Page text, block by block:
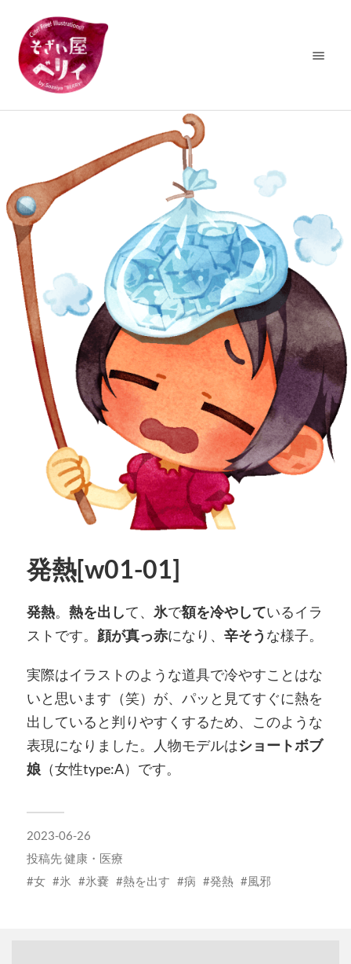
発熱[w01-01]
発熱。 熱を出して、 氷で額を冷やしているイラ
ストです。 顔が真っ赤になり、 辛そう な様子。
実際はイラストのような道具で冷やすことはな
いと思います（笑）が、パッと見てすぐに熱を
出していると判りやすくするため、このような
表現になりました。人物モデルはショートボブ
娘（女性type:A）です。
2023-06-26
投稿先健康・医療
女
氷 氷嚢 熱を出す 病 発熱 風邪